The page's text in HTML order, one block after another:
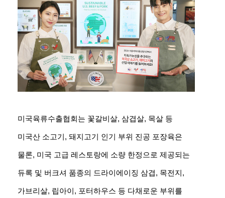
미국육류수출협회는 꽃갈비살, 삼겹살, 목살 등
미국산 소고기, 돼지고기 인기 부위 진공 포장육은
물론, 미국 고급 레스토랑에 소량 한정으로 제공되는
듀록 및 버크셔 품종의 드라이에이징 삼겹, 목전지,
가브리살, 립아이, 포터하우스 등 다채로운 부위를